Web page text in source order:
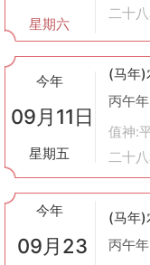
：根据风水
择正确的方位进行修缮
综上所述，“修饰垣墙
于一体的建筑活动，其
星期六
二十
今年
09月11日
星期五
(马年)
丙午
值神:
二十
今年
09月23
(马年)
丙午